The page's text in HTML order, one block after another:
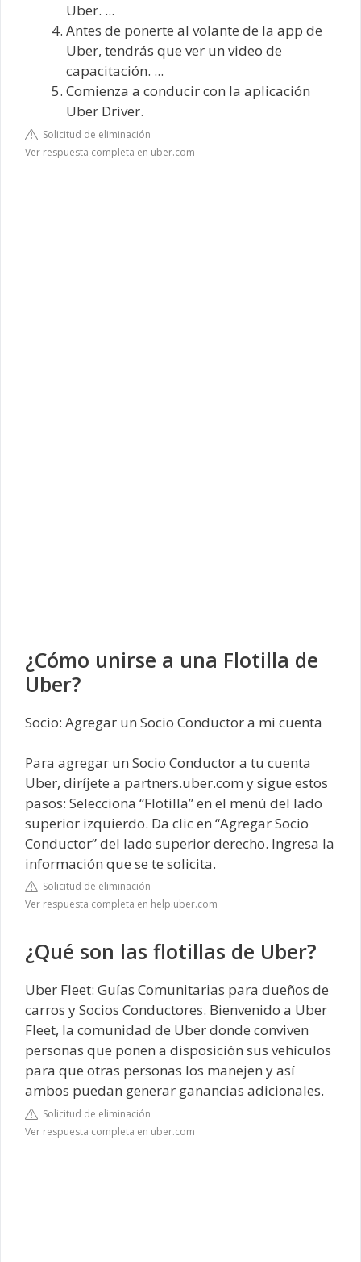
Uber. ...
Antes de ponerte al volante de la app de
Uber, tendrás que ver un video de
capacitación. ...
Comienza a conducir con la aplicación
Uber Driver.
Solicitud de eliminación
Ver respuesta completa en uber.com
¿Cómo unirse a una Flotilla de
Uber?
Socio: Agregar un Socio Conductor a mi cuenta
Para agregar un Socio Conductor a tu cuenta
Uber, diríjete a partners.uber.com y sigue estos
pasos: Selecciona “Flotilla” en el menú del lado
superior izquierdo. Da clic en “Agregar Socio
Conductor” del lado superior derecho. Ingresa la
información que se te solicita.
Solicitud de eliminación
Ver respuesta completa en help.uber.com
¿Qué son las flotillas de Uber?
Uber Fleet: Guías Comunitarias para dueños de
carros y Socios Conductores. Bienvenido a Uber
Fleet, la comunidad de Uber donde conviven
personas que ponen a disposición sus vehículos
para que otras personas los manejen y así
ambos puedan generar ganancias adicionales.
Solicitud de eliminación
Ver respuesta completa en uber.com